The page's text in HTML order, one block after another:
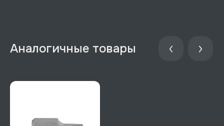
Аналогичные товары